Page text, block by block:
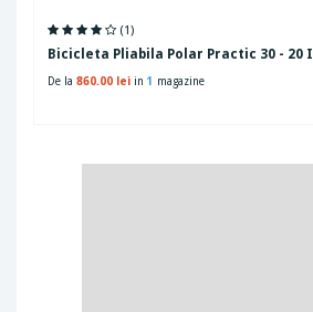
(1)
Bicicleta Pliabila Polar Practic 30 - 20
De la 860.00 lei in 1 magazine